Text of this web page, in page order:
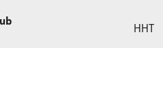
HHT